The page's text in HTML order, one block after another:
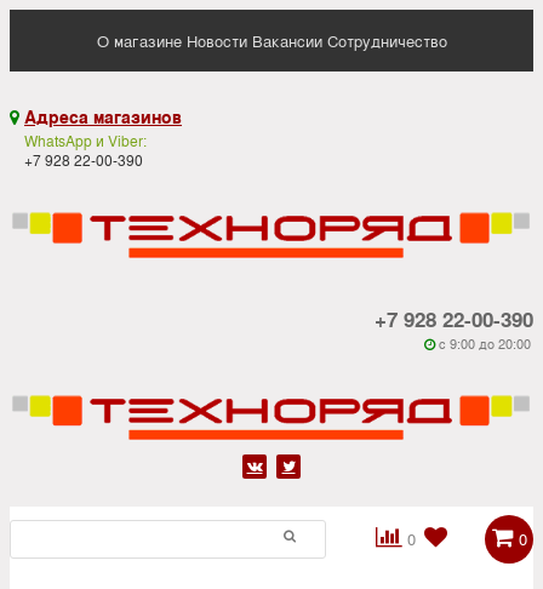
О магазине Новости Вакансии Сотрудничество
 Адреса магазинов
WhatsApp и Viber:
+7 928 22-00-390
+7 928 22-00-390
 c 9:00 до 20:00
 
0

 0